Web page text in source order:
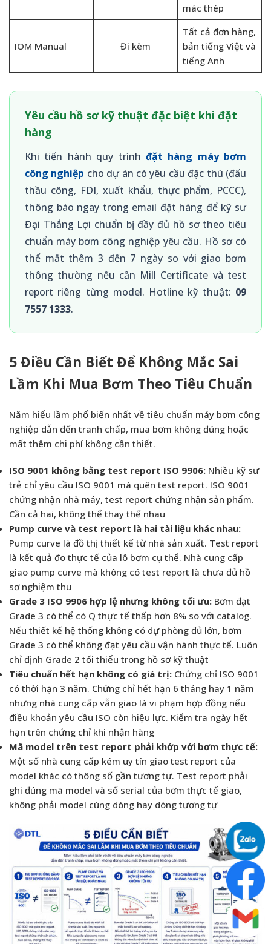
mác thép
IOM Manual Đi kèm
Tất cả đơn hàng,
bản tiếng Việt và
tiếng Anh
Yêu cầu hồ sơ kỹ thuật đặc biệt khi đặt
hàng
Khi tiến hành quy trình đặt hàng máy bơm
công nghiệp cho dự án có yêu cầu đặc thù (đấu
thầu công, FDI, xuất khẩu, thực phẩm, PCCC),
thông báo ngay trong email đặt hàng để kỹ sư
Đại Thắng Lợi chuẩn bị đầy đủ hồ sơ theo tiêu
chuẩn máy bơm công nghiệp yêu cầu. Hồ sơ có
thể mất thêm 3 đến 7 ngày so với giao bơm
thông thường nếu cần Mill Certificate và test
report riêng từng model. Hotline kỹ thuật: 09
7557 1333.
5 Điều Cần Biết Để Không Mắc Sai
Lầm Khi Mua Bơm Theo Tiêu Chuẩn
Năm hiểu lầm phổ biến nhất về tiêu chuẩn máy bơm công
nghiệp dẫn đến tranh chấp, mua bơm không đúng hoặc
mất thêm chi phí không cần thiết.
ISO 9001 không bằng test report ISO 9906: Nhiều kỹ sư
trẻ chỉ yêu cầu ISO 9001 mà quên test report. ISO 9001
chứng nhận nhà máy, test report chứng nhận sản phẩm.
Cần cả hai, không thể thay thế nhau
Pump curve và test report là hai tài liệu khác nhau:
Pump curve là đồ thị thiết kế từ nhà sản xuất. Test report
là kết quả đo thực tế của lô bơm cụ thể. Nhà cung cấp
giao pump curve mà không có test report là chưa đủ hồ
sơ nghiệm thu
Grade 3 ISO 9906 hợp lệ nhưng không tối ưu: Bơm đạt
Grade 3 có thể có Q thực tế thấp hơn 8% so với catalog.
Nếu thiết kế hệ thống không có dự phòng đủ lớn, bơm
Grade 3 có thể không đạt yêu cầu vận hành thực tế. Luôn
chỉ định Grade 2 tối thiểu trong hồ sơ kỹ thuật
Tiêu chuẩn hết hạn không có giá trị: Chứng chỉ ISO 9001
có thời hạn 3 năm. Chứng chỉ hết hạn 6 tháng hay 1 năm
nhưng nhà cung cấp vẫn giao là vi phạm hợp đồng nếu
điều khoản yêu cầu ISO còn hiệu lực. Kiểm tra ngày hết
hạn trên chứng chỉ khi nhận hàng
Mã model trên test report phải khớp với bơm thực tế:
Một số nhà cung cấp kém uy tín giao test report của
model khác có thông số gần tương tự. Test report phải
ghi đúng mã model và số serial của bơm thực tế giao,
không phải model cùng dòng hay dòng tương tự